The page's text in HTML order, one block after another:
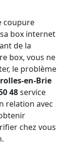
coupure
box internet
de la
box, vous ne
le problème
en-Brie
48service
relation avec
chez vous